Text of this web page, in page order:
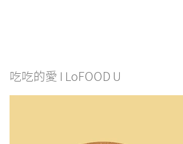
吃吃的愛 I LoFOOD U